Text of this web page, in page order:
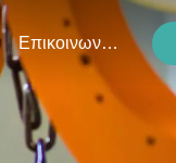
Επικοινωνήστε Μαζί Μας